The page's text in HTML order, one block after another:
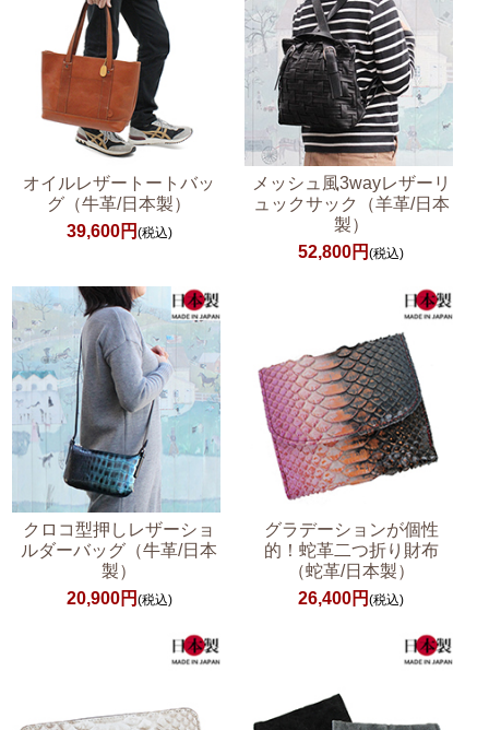
オイルレザートートバッ
グ（牛革/日本製）
39,600円 (税込)
メッシュ風3wayレザーリ
ュックサック（羊革/日本
製）
52,800円(税込)
クロコ型押しレザーショ
ルダーバッグ（牛革/日本
製）
20,900円 (税込)
グラデーションが個性
的！蛇革二つ折り財布
（蛇革/日本製）
26,400円(税込)